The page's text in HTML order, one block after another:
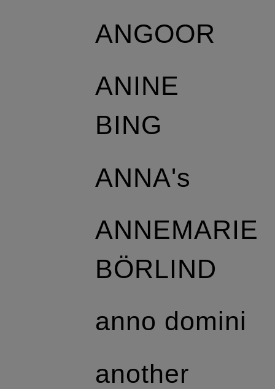
ANGOOR
ANINE
BING
ANNA's
ANNEMARIE
BÖRLIND
anno domini
another